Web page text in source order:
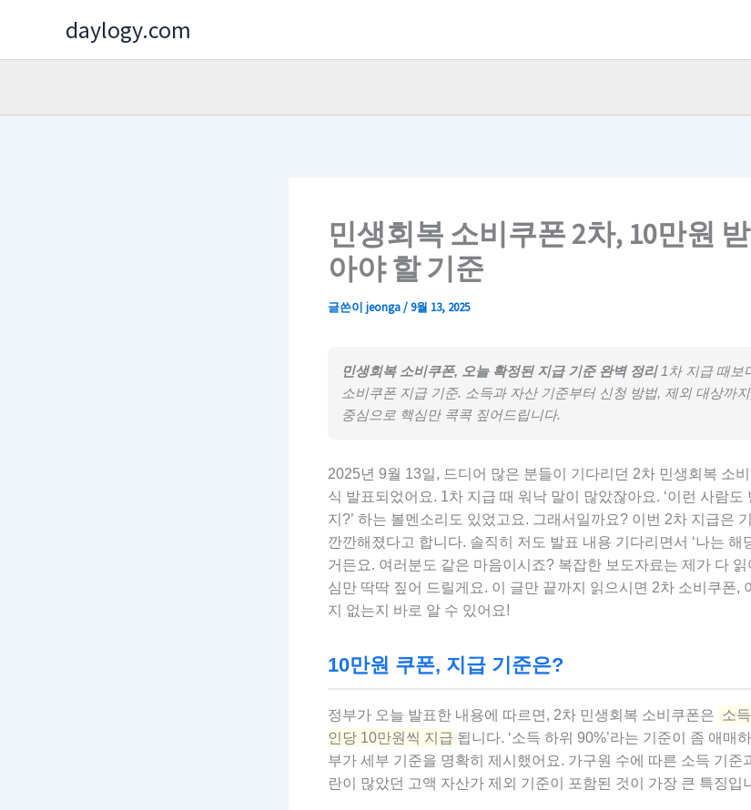
츠
건
daylogy.com
민생회복 소비쿠폰 2차, 10만원
아야 할 기준
글쓴이 jeonga/9월 13, 2025
민생회복 소비쿠폰, 오늘 확정된 지급 기준 완벽 정리1차 지급 때보
소비쿠폰 지급 기준. 소득과 자산 기준부터 신청 방법, 제외 대상까
중심으로 핵심만 콕콕 짚어드립니다.
2025년 9월 13일, 드디어 많은 분들이 기다리던 2차 민생회복 소
식 발표되었어요. 1차 지급 때 워낙 말이 많았잖아요. ‘이런 사람도
지?’ 하는 볼멘소리도 있었고요. 그래서일까요? 이번 2차 지급은
깐깐해졌다고 합니다. 솔직히 저도 발표 내용 기다리면서 ‘나는 해
거든요. 여러분도 같은 마음이시죠? 복잡한 보도자료는 제가 다
심만 딱딱 짚어 드릴게요. 이 글만 끝까지 읽으시면 2차 소비쿠폰,
지 없는지 바로 알 수 있어요!
10만원 쿠폰, 지급 기준은?
정부가 오늘 발표한 내용에 따르면, 2차 민생회복 소비쿠폰은 소
인당 10만원씩 지급 됩니다. ‘소득 하위 90%’라는 기준이 좀 애매
부가 세부 기준을 명확히 제시했어요. 가구원 수에 따른 소득 기준
란이 많았던 고액 자산가 제외 기준이 포함된 것이 가장 큰 특징입